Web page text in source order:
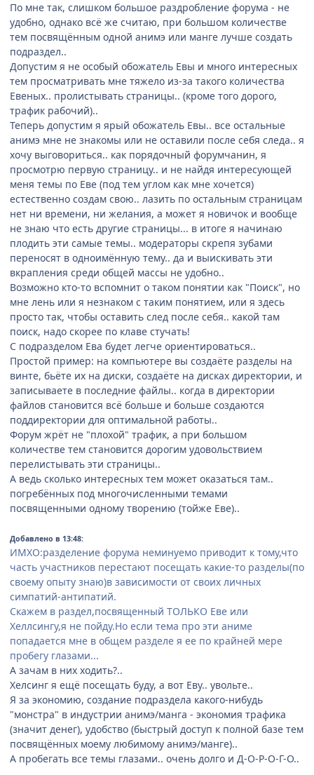
По мне так, слишком большое раздробление форума - не
удобно, однако всё же считаю, при большом количестве
тем посвящённым одной анимэ или манге лучше создать
подраздел..
Допустим я не особый обожатель Евы и много интересных
тем просматривать мне тяжело из-за такого количества
Евеных.. пролистывать страницы.. (кроме того дорого,
трафик рабочий)..
Теперь допустим я ярый обожатель Евы.. все остальные
анимэ мне не знакомы или не оставили после себя следа.. я
хочу выговориться.. как порядочный форумчанин, я
просмотрю первую страницу.. и не найдя интересующей
меня темы по Еве (под тем углом как мне хочется)
естественно создам свою.. лазить по остальным страницам
нет ни времени, ни желания, а может я новичок и вообще
не знаю что есть другие страницы... в итоге я начинаю
плодить эти самые темы.. модераторы скрепя зубами
переносят в одноимённую тему.. да и выискивать эти
вкрапления среди общей массы не удобно..
Возможно кто-то вспомнит о таком понятии как "Поиск", но
мне лень или я незнаком с таким понятием, или я здесь
просто так, чтобы оставить след после себя.. какой там
поиск, надо скорее по клаве стучать!
С подразделом Ева будет легче ориентироваться..
Простой пример: на компьютере вы создаёте разделы на
винте, бьёте их на диски, создаёте на дисках директории, и
записываете в последние файлы.. когда в директории
файлов становится всё больше и больше создаются
поддиректории для оптимальной работы..
Форум жрёт не "плохой" трафик, а при большом
количестве тем становится дорогим удовольствием
перелистывать эти страницы..
А ведь сколько интересных тем может оказаться там..
погребённых под многочисленными темами
посвященными одному творению (тойже Еве)..
Добавлено в 13:48:
ИМХО:разделение форума неминуемо приводит к тому,что
часть участников перестают посещать какие-то разделы(по
своему опыту знаю)в зависимости от своих личных
симпатий-антипатий.
Скажем в раздел,посвященный ТОЛЬКО Еве или
Хеллсингу,я не пойду.Но если тема про эти аниме
попадается мне в общем разделе я ее по крайней мере
пробегу глазами...
А зачам в них ходить?..
Хелсинг я ещё посещать буду, а вот Еву.. увольте..
Я за экономию, создание подраздела какого-нибудь
"монстра" в индустрии анимэ/манга - экономия трафика
(значит денег), удобство (быстрый доступ к полной базе тем
посвящённых моему любимому анимэ/манге)..
А пробегать все темы глазами.. очень долго и Д-О-Р-О-Г-О..